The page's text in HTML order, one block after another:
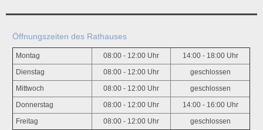
Öffnungszeiten des Rathauses
Montag 08:00 - 12:00 Uhr 14:00 - 18:00 Uhr
Dienstag 08:00 - 12:00 Uhr geschlossen
Mittwoch 08:00 - 12:00 Uhr geschlossen
Donnerstag 08:00 - 12:00 Uhr 14:00 - 16:00 Uhr
Freitag 08:00 - 12:00 Uhr geschlossen